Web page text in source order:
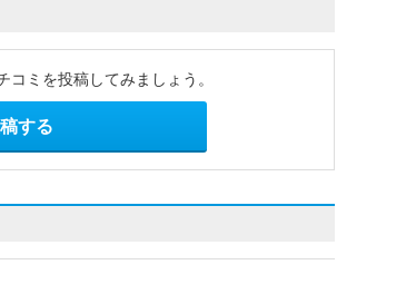
コミを投稿してみましょう。
する